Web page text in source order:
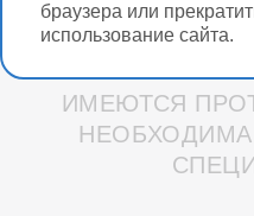
браузера или
использование сайта.
Разработка
ИМЕЮТСЯ
НЕОБХОДИМА